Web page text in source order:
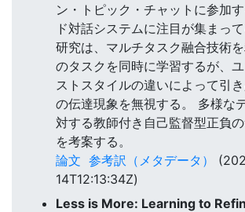
ン・トピック・チャットに参加
ド対話システムに注目が集まっ
研究は、マルチタスク融合技術
のタスクを同時に学習するが、
ストスタイルの違いによって引
の伝達現象を無視する。 多様な
対する教師付き自己監督型正負
を考案する。
論文 参考訳（メタデータ）
14T12:13:34Z)
Less is More: Learning to